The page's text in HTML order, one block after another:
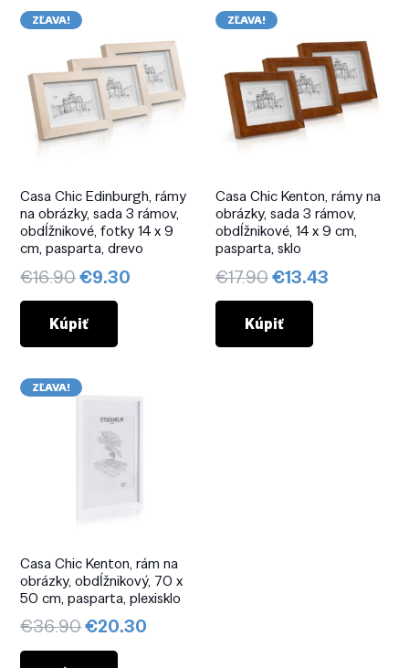
ZĽAVA!
Casa Chic Edinburgh, rámy
na obrázky, sada 3 rámov,
obdĺžnikové, fotky 14 x 9
cm, pasparta, drevo
€16.90Pôvodná
cena
bola:
€16.90.
€9.30
Kúpiť
ZĽAVA!
Casa Chic Kenton, rámy na
obrázky, sada 3 rámov,
obdĺžnikové, 14 x 9 cm,
pasparta, sklo
€17.90Pôvodná
cena
bola:
€17.90.
€13.43
Kúpiť
ZĽAVA!
Casa Chic Kenton, rám na
obrázky, obdĺžnikový, 70 x
50 cm, pasparta, plexisklo
€36.90Pôvodná
cena
€20.30